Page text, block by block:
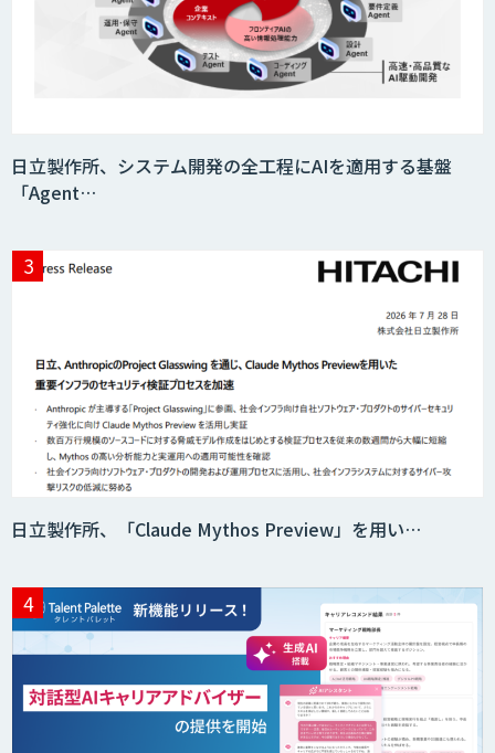
日立製作所、システム開発の全工程にAIを適用する基盤
「Agent…
日立製作所、「Claude Mythos Preview」を用い…